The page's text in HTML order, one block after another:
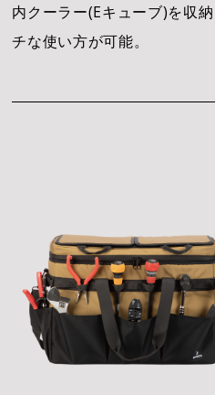
内クーラー(Eキューブ)を収
チな使い方が可能。
各種お問い合わせ・カタ
営業日カレンダー
2026年8